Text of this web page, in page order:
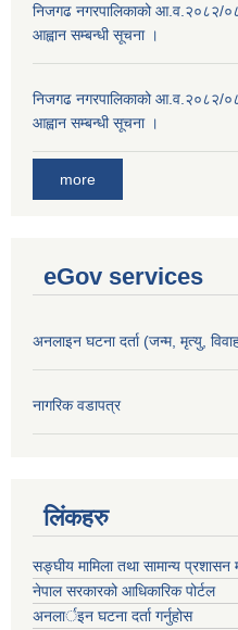
निजगढ नगरपालिकाको आ.व.२०८२/
आह्वान सम्बन्धी सूचना ।
निजगढ नगरपालिकाको आ.व.२०८२/
आह्वान सम्बन्धी सूचना ।
more
eGov services
अनलाइन घटना दर्ता (जन्म, मृत्यु,
नागरिक वडापत्र
लिंकहरु
सङ्‍घीय मामिला तथा सामान्य प्रशासन
नेपाल सरकारको आधिकारिक पोर्टल
अनलार्इन घटना दर्ता गर्नुहोस